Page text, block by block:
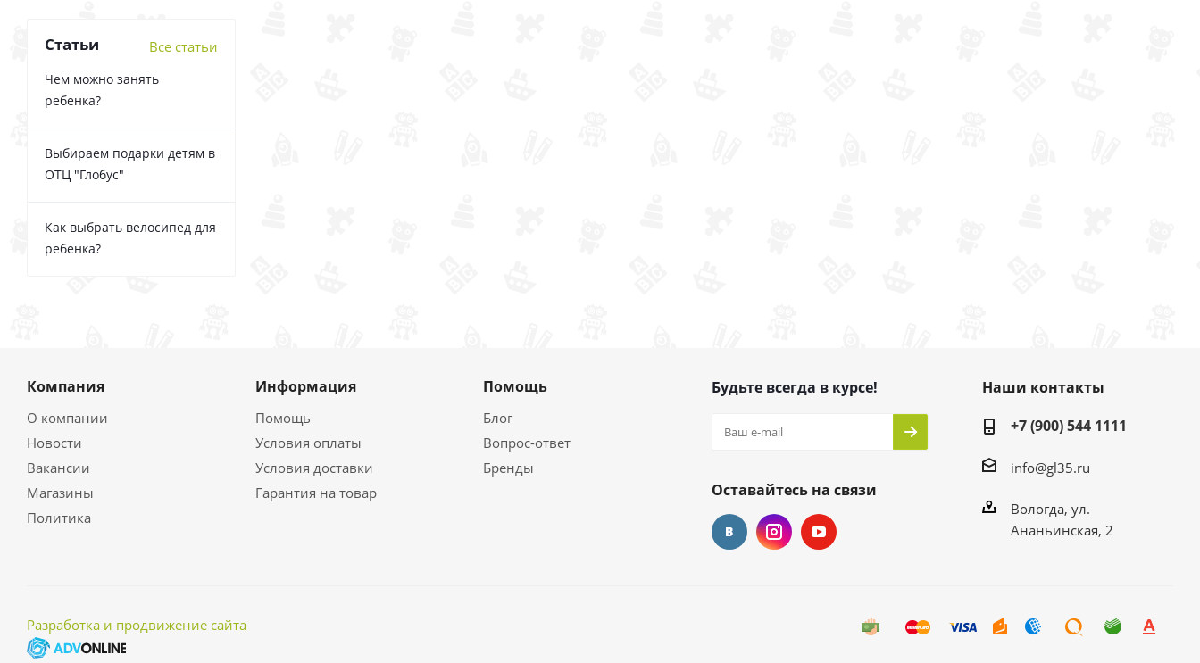
Статьи Все статьи
Чем можно занять
ребенка?
Выбираем подарки детям в
ОТЦ "Глобус"
Как выбрать велосипед для
ребенка?
Компания
О компании
Новости
Вакансии
Магазины
Политика
Информация
Помощь
Условия оплаты
Условия доставки
Гарантия на товар
Помощь
Блог
Вопрос-ответ
Бренды
Будьте всегда в курсе!
Оставайтесь на связи
Наши контакты
+7 (900) 544 1111
info@gl35.ru
Вологда, ул.
Ананьинская, 2
Разработка и продвижение сайта